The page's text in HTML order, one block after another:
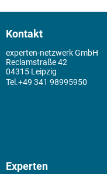
Kontakt
experten-netzwerk GmbH
Reclamstraße 42
04315 Leipzig
+49 341 98995950
Experten